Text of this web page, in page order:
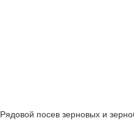
Рядовой посев зерновых и